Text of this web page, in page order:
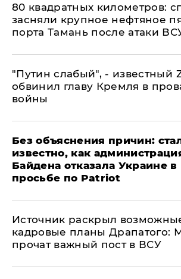
80 квадратных километров:
засняли крупное нефтяное
порта Тамань после атаки
​"Путин слабый", - известный
обвинил главу Кремля в
войны
Без объяснения причин:
известно, как
Байдена отказала Украине
просьбе по Patriot
​Источник раскрыл
кадровые планы Драпатого:
прочат важный пост в ВСУ